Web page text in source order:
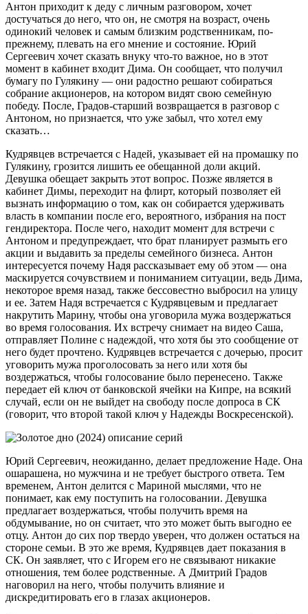
Антон приходит к деду с личным разговором, хочет
достучаться до него, что он, не смотря на возраст, очень
одинокий человек и самым близким родственникам, по-
прежнему, плевать на его мнение и состояние. Юрий
Сергеевич хочет сказать внуку что-то важное, но в этот
момент в кабинет входит Дима. Он сообщает, что получил
бумагу по Гулякину — они радостно решают собираться
собрание акционеров, на котором видят свою семейную
победу. После, Градов-старший возвращается в разговор с
Антоном, но признается, что уже забыл, что хотел ему
сказать…
Кудрявцев встречается с Надей, указывает ей на промашку по
Гулякину, грозится лишить ее обещанной доли акций.
Девушка обещает закрыть этот вопрос. Позже является в
кабинет Димы, переходит на флирт, который позволяет ей
вызнать информацию о том, как он собирается удерживать
власть в компании после его, вероятного, избрания на пост
гендиректора. После чего, находит момент для встречи с
Антоном и предупреждает, что брат планирует размыть его
акции и выдавить за пределы семейного бизнеса. Антон
интересуется почему Надя рассказывает ему об этом — она
маскируется сочувствием и пониманием ситуации, ведь Дима,
некоторое время назад, также бессовестно выбросил на улицу
и ее. Затем Надя встречается с Кудрявцевым и предлагает
накрутить Марину, чтобы она уговорила мужа воздержаться
во время голосования. Их встречу снимает на видео Саша,
отправляет Полине с надеждой, что хотя бы это сообщение от
него будет прочтено. Кудрявцев встречается с дочерью, просит
уговорить мужа проголосовать за него или хотя бы
воздержаться, чтобы голосование было перенесено. Также
передает ей ключ от банковской ячейки на Кипре, на всякий
случай, если он не выйдет на свободу после допроса в СК
(говорит, что второй такой ключ у Надежды Воскресенской).
Юрий Сергеевич, неожиданно, делает предложение Наде. Она
ошарашена, но мужчина и не требует быстрого ответа. Тем
временем, Антон делится с Мариной мыслями, что не
понимает, как ему поступить на голосовании. Девушка
предлагает воздержаться, чтобы получить время на
обдумывание, но он считает, что это может быть выгодно ее
отцу. Антон до сих пор твердо уверен, что должен остаться на
стороне семьи. В это же время, Кудрявцев дает показания в
СК. Он заявляет, что с Игорем его не связывают никакие
отношения, тем более родственные. А Дмитрий Градов
наговорил на него, чтобы получить влияние и
дискредитировать его в глазах акционеров.